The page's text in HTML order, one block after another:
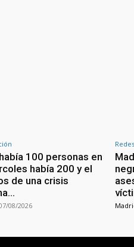
100 personas en
había 200 y el
de una crisis
08/2026